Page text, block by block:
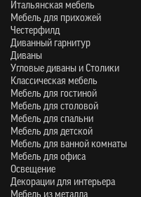
Итальянская мебель
Мебель для прихожей
Честерфилд
Диванный гарнитур
Диваны
Угловые диваны и Столики
Классическая мебель
Мебель для гостиной
Мебель для столовой
Мебель для спальни
Мебель для детской
Мебель для ванной комнаты
Мебель для офиса
Освещение
Декорации для интерьера